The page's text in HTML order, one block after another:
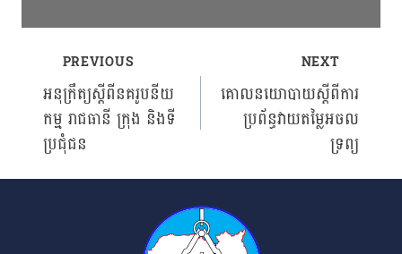
Post
navigation
PREVIOUS
អនុក្រឹត្យស្ដីពីនគរូបនីយ
កម្ម រាជធានី ក្រុង និងទី
ប្រជុំជន
NEXT
គោលនយោបាយស្ដីពីការ
ប្រព័ន្ធវាយតម្លៃអចល
ទ្រព្យ